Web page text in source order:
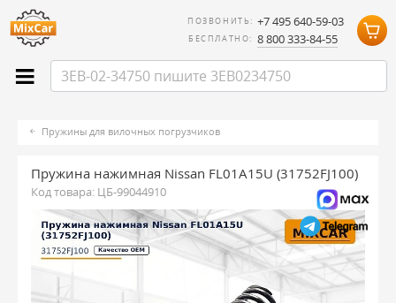
ПОЗВОНИТЬ: +7 495 640-59-03
БЕСПЛАТНО: 8 800 333-84-55
Пружины для вилочных погрузчиков
Пружина нажимная Nissan FL01A15U (31752FJ100)
Код товара: ЦБ-99044910